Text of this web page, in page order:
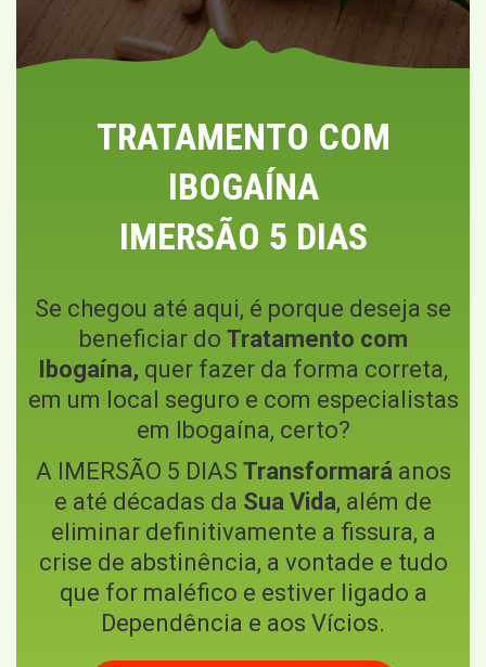
TRATAMENTO COM
IBOGAÍNA
IMERSÃO 5 DIAS
Se chegou até aqui, é porque deseja se
beneficiar do Tratamento com
Ibogaína, quer fazer da forma correta,
em um local seguro e com especialistas
em Ibogaína, certo?
A IMERSÃO 5 DIAS Transformaráanos
e até décadas da Sua Vida, além de
eliminar definitivamente a fissura, a
crise de abstinência, a vontade e tudo
que for maléfico e estiver ligado a
Dependência e aos Vícios.